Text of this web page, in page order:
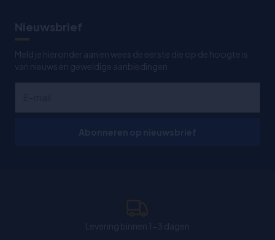
Nieuwsbrief
Meld je hieronder aan en wees de eerste die op de hoogte is
van nieuws en geweldige aanbiedingen